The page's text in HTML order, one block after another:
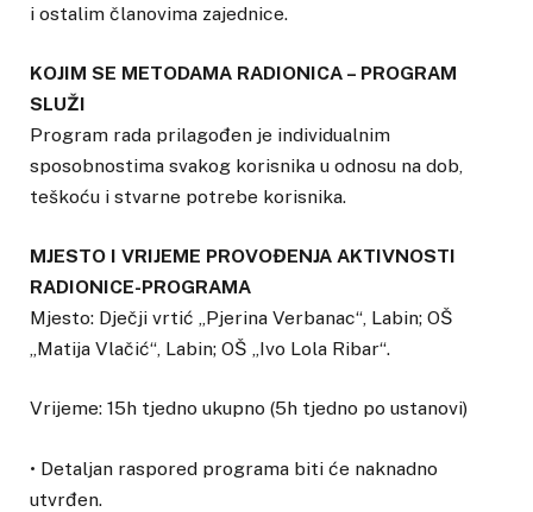
i ostalim članovima zajednice.
KOJIM SE METODAMA RADIONICA – PROGRAM
SLUŽI
Program rada prilagođen je individualnim
sposobnostima svakog korisnika u odnosu na dob,
teškoću i stvarne potrebe korisnika.
MJESTO I VRIJEME PROVOĐENJA AKTIVNOSTI
RADIONICE-PROGRAMA
Mjesto: Dječji vrtić „Pjerina Verbanac“, Labin; OŠ
„Matija Vlačić“, Labin; OŠ „Ivo Lola Ribar“.
Vrijeme: 15h tjedno ukupno (5h tjedno po ustanovi)
• Detaljan raspored programa biti će naknadno
utvrđen.